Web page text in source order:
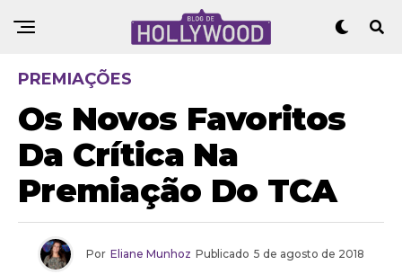
PREMIAÇÕES
Os Novos Favoritos
Da Crítica Na
Premiação Do TCA
Por Eliane Munhoz Publicado 5 de agosto de 2018